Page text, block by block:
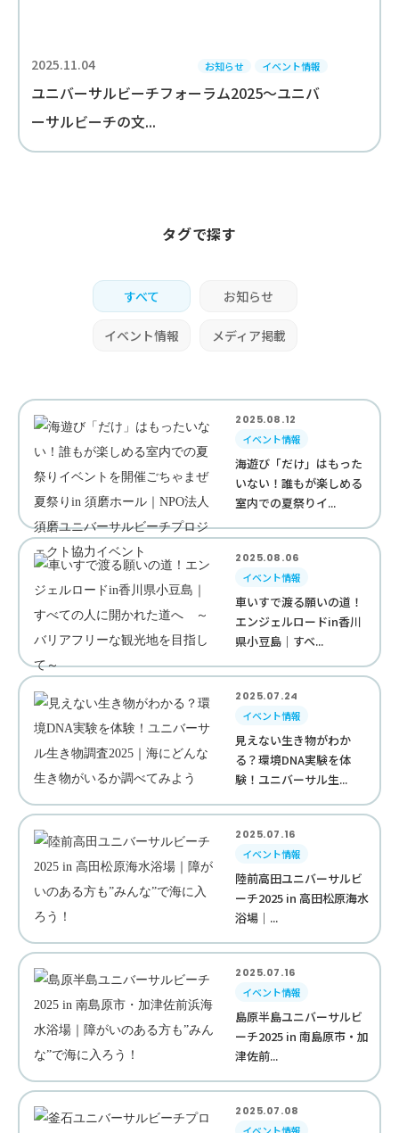
2025.11.04 お知らせ イベント情報
ユニバーサルビーチフォーラム2025～ユニバ
ーサルビーチの文...
タグで探す
すべて お知らせ
イベント情報 メディア掲載
2025.08.12
イベント情報
海遊び「だけ」はもった
いない！誰もが楽しめる
室内での夏祭りイ...
2025.08.06
イベント情報
車いすで渡る願いの道！
エンジェルロードin香川
県小豆島｜すべ...
2025.07.24
イベント情報
見えない生き物がわか
る？環境DNA実験を体
験！ユニバーサル生...
2025.07.16
イベント情報
陸前高田ユニバーサルビ
ーチ2025 in 高田松原海水
浴場｜...
2025.07.16
イベント情報
島原半島ユニバーサルビ
ーチ2025 in 南島原市・加
津佐前...
2025.07.08